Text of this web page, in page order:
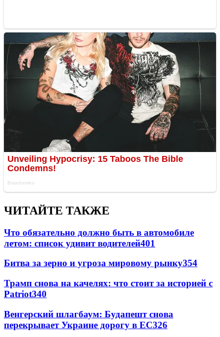
ЧИТАЙТЕ ТАКЖЕ
Что обязательно должно быть в автомобиле
летом: список удивит водителей401
Битва за зерно и угроза мировому рынку354
Трамп снова на качелях: что стоит за историей с
Patriot340
Венгерский шлагбаум: Будапешт снова
перекрывает Украине дорогу в ЕС326